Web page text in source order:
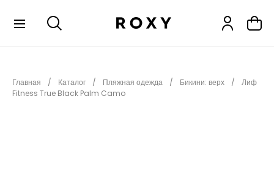
НОВИНКИ
Главная Каталог Пляжная одежда Бикини: верх
Лиф
Fitness True Black Palm Camo